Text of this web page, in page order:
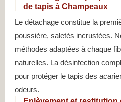
de tapis à Champeaux
Le détachage constitue la
poussière, saletés incrustées.
méthodes adaptées à chaque
naturelles. La désinfection
pour protéger le tapis des
odeurs.